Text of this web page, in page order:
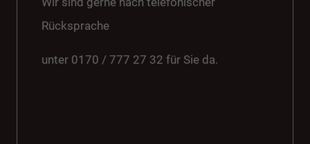
Rücksprache
unter 0170 / 777 27 32 für Sie da.